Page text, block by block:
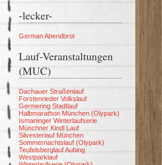
-lecker-
German Abendbrot
Lauf-Veranstaltungen
(MUC)
Dachauer Straßenlauf
Forstenrieder Volkslauf
Germering Stadtlauf
Halbmarathon München (Olypark)
Ismaninger Winterlaufserie
Münchner Kindl Lauf
Silvesterlauf München
Sommernachtslauf (Olypark)
Teufelsberglauf Aubing
Westparklauf